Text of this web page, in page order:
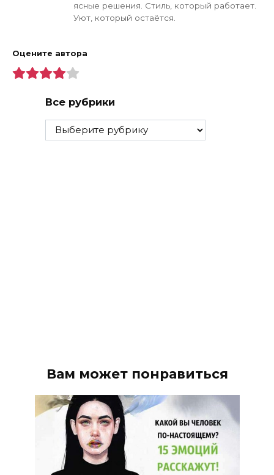
ясные решения. Стиль, который работает.
Уют, который остаётся.
Оцените автора
Все рубрики
Все
рубрики
Вам может понравиться